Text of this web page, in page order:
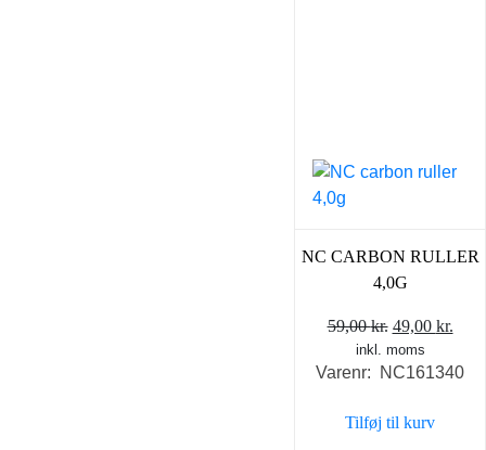
NC CARBON RULLER
4,0G
59,00kr. Den
oprindelige
pris
59,00 kr..
49,00 kr.
pris
inkl. moms
Varenr: NC161340
Tilføj til kurv